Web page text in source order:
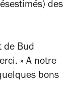
des
de Bud
» A notre
bons